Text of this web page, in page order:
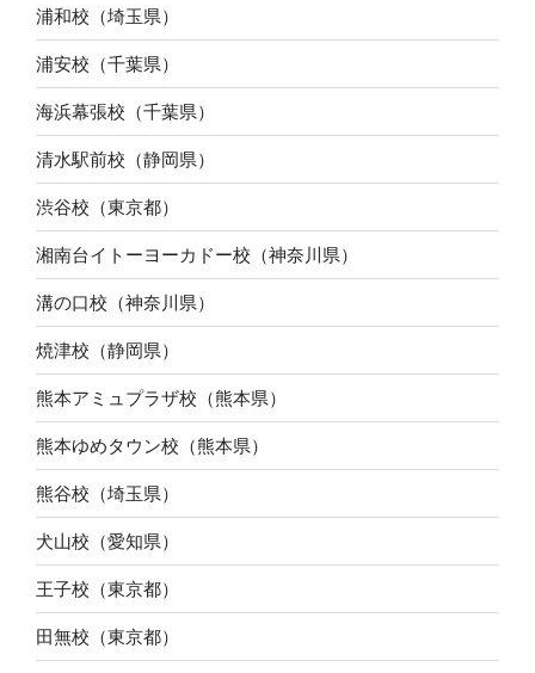
浦和校（埼玉県）
浦安校（千葉県）
海浜幕張校（千葉県）
清水駅前校（静岡県）
渋谷校（東京都）
湘南台イトーヨーカドー校（神奈川県）
溝の口校（神奈川県）
焼津校（静岡県）
熊本アミュプラザ校（熊本県）
熊本ゆめタウン校（熊本県）
熊谷校（埼玉県）
犬山校（愛知県）
王子校（東京都）
田無校（東京都）